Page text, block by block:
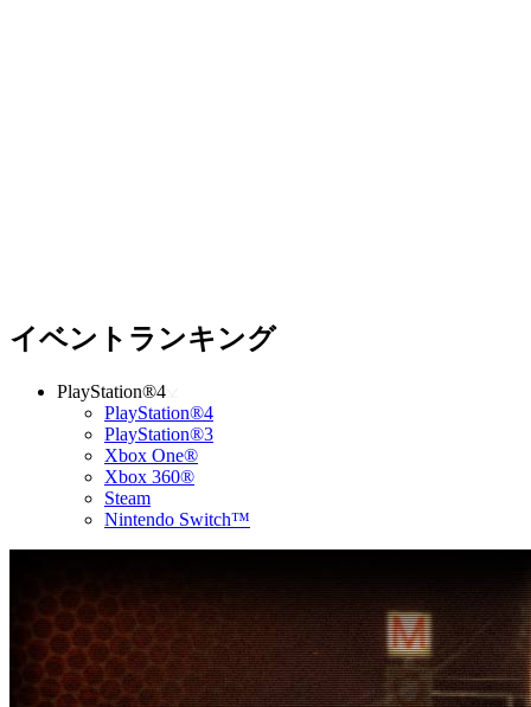
イベントランキング
PlayStation®4
PlayStation®4
PlayStation®3
Xbox One®
Xbox 360®
Steam
Nintendo Switch™